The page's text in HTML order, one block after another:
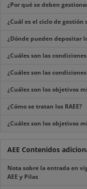
¿Por qué se deben
¿Cuál es el ciclo de gestión
¿Dónde pueden depositar
¿Cuáles son las
¿Cuáles son las
¿Cuáles son los objetivos
¿Cómo se tratan los RAEE?
¿Cuáles son los objetivos
AEE Contenidos
Nota sobre la entrada en
AEE y Pilas